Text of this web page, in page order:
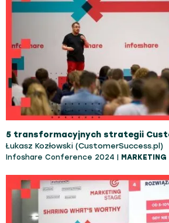
Łukasz Kozłowski (CustomerSuccess.pl)
Infoshare Conference 2024 | MARKETING